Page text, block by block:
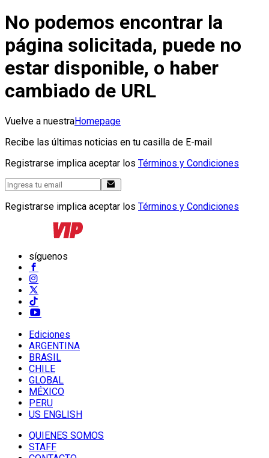
No podemos encontrar la
página solicitada, puede no
estar disponible, o haber
cambiado de URL
Vuelve a nuestraHomepage
Recibe las últimas noticias en tu casilla de E-mail
Registrarse implica aceptar los Términos y Condiciones
Registrarse implica aceptar los Términos y Condiciones
síguenos
Ediciones
ARGENTINA
BRASIL
CHILE
GLOBAL
MÉXICO
PERU
US ENGLISH
QUIENES SOMOS
STAFF